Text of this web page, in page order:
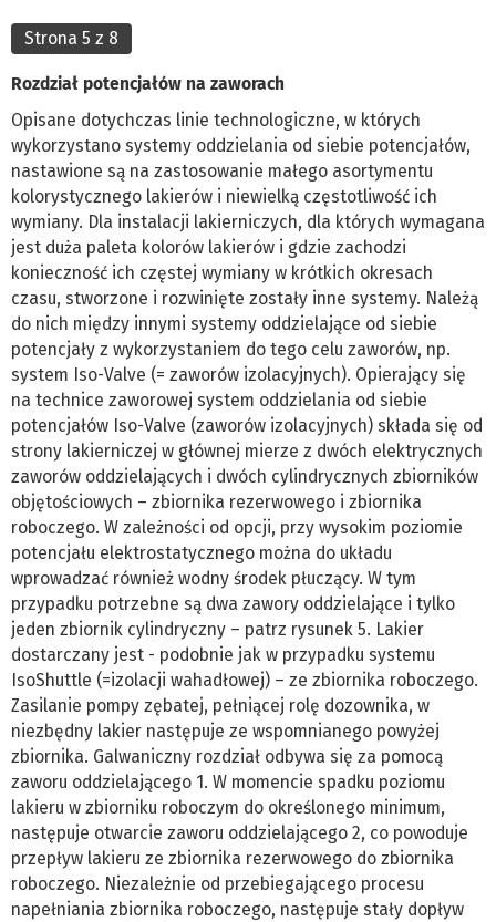
Strona 5 z 8
Rozdział potencjałów na zaworach
Opisane dotychczas linie technologiczne, w których
wykorzystano systemy oddzielania od siebie potencjałów,
nastawione są na zastosowanie małego asortymentu
kolorystycznego lakierów i niewielką częstotliwość ich
wymiany. Dla instalacji lakierniczych, dla których wymagana
jest duża paleta kolorów lakierów i gdzie zachodzi
konieczność ich częstej wymiany w krótkich okresach
czasu, stworzone i rozwinięte zostały inne systemy. Należą
do nich między innymi systemy oddzielające od siebie
potencjały z wykorzystaniem do tego celu zaworów, np.
system Iso-Valve (= zaworów izolacyjnych). Opierający się
na technice zaworowej system oddzielania od siebie
potencjałów Iso-Valve (zaworów izolacyjnych) składa się od
strony lakierniczej w głównej mierze z dwóch elektrycznych
zaworów oddzielających i dwóch cylindrycznych zbiorników
objętościowych – zbiornika rezerwowego i zbiornika
roboczego. W zależności od opcji, przy wysokim poziomie
potencjału elektrostatycznego można do układu
wprowadzać również wodny środek płuczący. W tym
przypadku potrzebne są dwa zawory oddzielające i tylko
jeden zbiornik cylindryczny – patrz rysunek 5. Lakier
dostarczany jest - podobnie jak w przypadku systemu
IsoShuttle (=izolacji wahadłowej) – ze zbiornika roboczego.
Zasilanie pompy zębatej, pełniącej rolę dozownika, w
niezbędny lakier następuje ze wspomnianego powyżej
zbiornika. Galwaniczny rozdział odbywa się za pomocą
zaworu oddzielającego 1. W momencie spadku poziomu
lakieru w zbiorniku roboczym do określonego minimum,
następuje otwarcie zaworu oddzielającego 2, co powoduje
przepływ lakieru ze zbiornika rezerwowego do zbiornika
roboczego. Niezależnie od przebiegającego procesu
napełniania zbiornika roboczego, następuje stały dopływ